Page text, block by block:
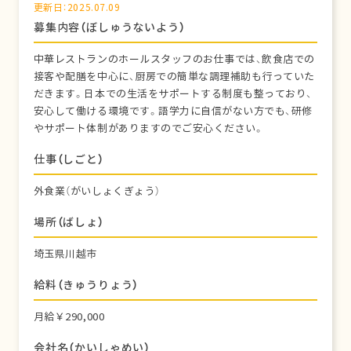
更新日：2025.07.09
募集内容（ぼしゅうないよう）
中華レストランのホールスタッフのお仕事では、飲食店での
接客や配膳を中心に、厨房での簡単な調理補助も行っていた
だきます。日本での生活をサポートする制度も整っており、
安心して働ける環境です。語学力に自信がない方でも、研修
やサポート体制がありますのでご安心ください。
仕事（しごと）
外食業（がいしょくぎょう）
場所（ばしょ）
埼玉県川越市
給料（きゅうりょう）
月給￥290,000
会社名（かいしゃめい）